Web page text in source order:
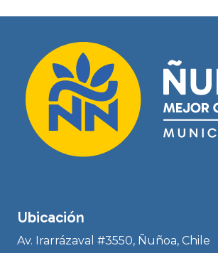
Ubicación
Av. Irarrázaval #3550, Ñuñoa, Chile